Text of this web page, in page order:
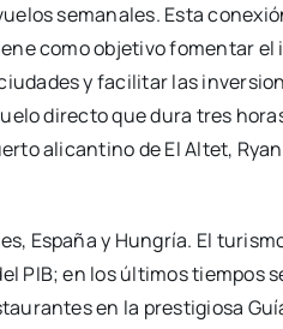
sema­na­les. Esta
como obje­ti­vo fomen­tar
y faci­li­tar las
direc­to que dura tres
ali­can­tino de El Altet,
Espa­ña y Hun­gría. El
PIB; en los últi­mos
en la pres­ti­gio­sa